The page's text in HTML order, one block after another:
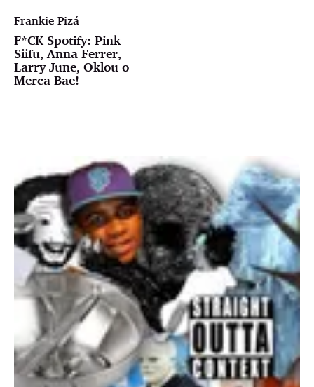
Frankie Pizá
F*CK Spotify: Pink
Siifu, Anna Ferrer,
Larry June, Oklou o
Merca Bae!